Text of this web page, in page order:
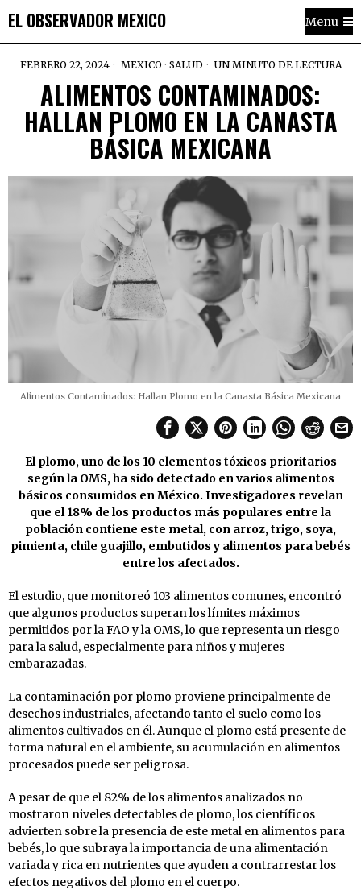
EL OBSERVADOR MEXICO Menu
FEBRERO 22, 2024 MEXICO · SALUD UN MINUTO DE LECTURA
ALIMENTOS CONTAMINADOS:
HALLAN PLOMO EN LA CANASTA
BÁSICA MEXICANA
Alimentos Contaminados: Hallan Plomo en la Canasta Básica Mexicana
El plomo, uno de los 10 elementos tóxicos prioritarios
según la OMS, ha sido detectado en varios alimentos
básicos consumidos en México. Investigadores revelan
que el 18% de los productos más populares entre la
población contiene este metal, con arroz, trigo, soya,
pimienta, chile guajillo, embutidos y alimentos para bebés
entre los afectados.
El estudio, que monitoreó 103 alimentos comunes, encontró
que algunos productos superan los límites máximos
permitidos por la FAO y la OMS, lo que representa un riesgo
para la salud, especialmente para niños y mujeres
embarazadas.
La contaminación por plomo proviene principalmente de
desechos industriales, afectando tanto el suelo como los
alimentos cultivados en él. Aunque el plomo está presente de
forma natural en el ambiente, su acumulación en alimentos
procesados puede ser peligrosa.
A pesar de que el 82% de los alimentos analizados no
mostraron niveles detectables de plomo, los científicos
advierten sobre la presencia de este metal en alimentos para
bebés, lo que subraya la importancia de una alimentación
variada y rica en nutrientes que ayuden a contrarrestar los
efectos negativos del plomo en el cuerpo.